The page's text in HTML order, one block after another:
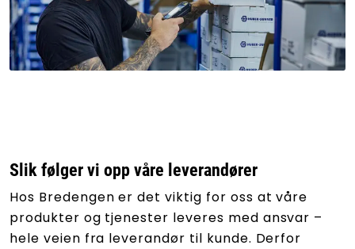
Slik følger vi opp våre leverandører
Hos Bredengen er det viktig for oss at våre
produkter og tjenester leveres med ansvar –
hele veien fra leverandør til kunde. Derfor